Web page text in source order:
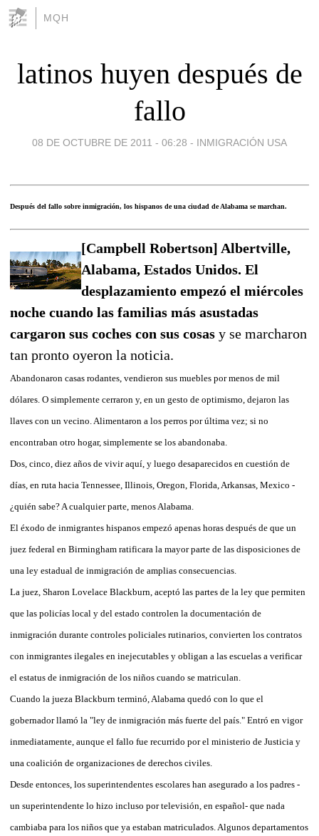
MQH
latinos huyen después de
fallo
08 DE OCTUBRE DE 2011 - 06:28 - INMIGRACIÓN USA
Después del fallo sobre inmigración, los hispanos de una ciudad de Alabama se marchan.
[Campbell Robertson] Albertville,
Alabama, Estados Unidos. El
desplazamiento empezó el miércoles
noche cuando las familias más asustadas
cargaron sus coches con sus cosas y se marcharon
tan pronto oyeron la noticia.
Abandonaron casas rodantes, vendieron sus muebles por menos de mil
dólares. O simplemente cerraron y, en un gesto de optimismo, dejaron las
llaves con un vecino. Alimentaron a los perros por última vez; si no
encontraban otro hogar, simplemente se los abandonaba.
Dos, cinco, diez años de vivir aquí, y luego desaparecidos en cuestión de
días, en ruta hacia Tennessee, Illinois, Oregon, Florida, Arkansas, Mexico -
¿quién sabe? A cualquier parte, menos Alabama.
El éxodo de inmigrantes hispanos empezó apenas horas después de que un
juez federal en Birmingham ratificara la mayor parte de las disposiciones de
una ley estadual de inmigración de amplias consecuencias.
La juez, Sharon Lovelace Blackburn, aceptó las partes de la ley que permiten
que las policías local y del estado controlen la documentación de
inmigración durante controles policiales rutinarios, convierten los contratos
con inmigrantes ilegales en inejecutables y obligan a las escuelas a verificar
el estatus de inmigración de los niños cuando se matriculan.
Cuando la jueza Blackburn terminó, Alabama quedó con lo que el
gobernador llamó la "ley de inmigración más fuerte del país." Entró en vigor
inmediatamente, aunque el fallo fue recurrido por el ministerio de Justicia y
una coalición de organizaciones de derechos civiles.
Desde entonces, los superintendentes escolares han asegurado a los padres -
un superintendente lo hizo incluso por televisión, en español- que nada
cambiaba para los niños que ya estaban matriculados. Algunos departamentos